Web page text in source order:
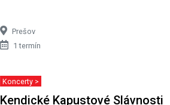
Prešov
1 termín
Koncerty >
Kendické Kapustové Slávnosti